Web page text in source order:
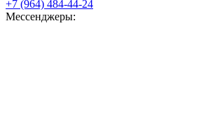
+7 (964) 484-44-24
Мессенджеры: